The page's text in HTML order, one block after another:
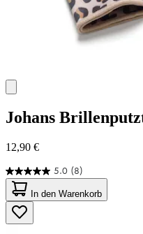
Johans
12,90 €
5.0 (8)
5.0
von
5
Sternen.
8
In den Warenkorb